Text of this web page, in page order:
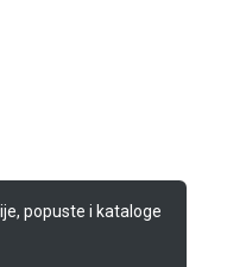
popuste i kataloge